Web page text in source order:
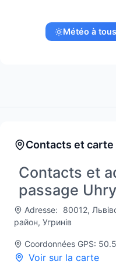
Météo à
Contacts et carte
Contacts et
passage
Adresse:
80012,
район, Угринів
Coordonnées GPS:
Voir sur la carte